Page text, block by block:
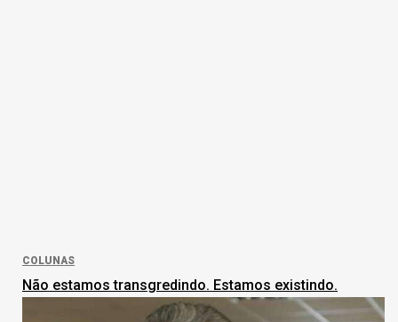
COLUNAS
Não estamos transgredindo. Estamos existindo.